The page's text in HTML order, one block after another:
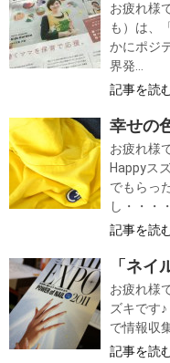
お疲れ様
も）は、
かにポジ
界発...
記事を読
幸せの
お疲れ様
Happyス
でもらっ
し・・・・
記事を読
「ネイ
お疲れ様
ズキです
で情報収
記事を読